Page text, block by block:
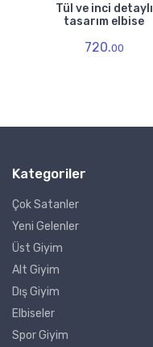
Tül ve inci detaylı
tasarım elbise
720.00
Kategoriler
Çok Satanler
Yeni Gelenler
Üst Giyim
Alt Giyim
Dış Giyim
Elbiseler
Spor Giyim